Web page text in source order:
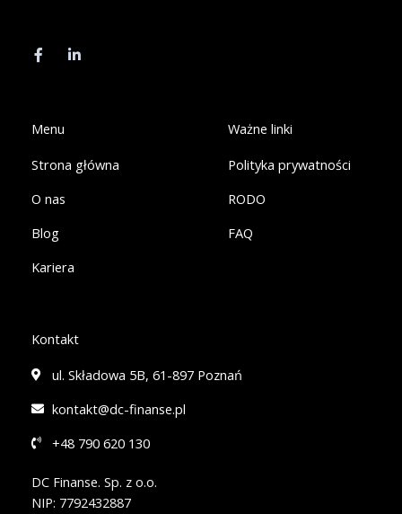
c
e
k
-
n
n
Menu
Strona główna
O nas
Blog
Kariera
Ważne linki
Polityka prywatności
RODO
FAQ
Kontakt
ul. Składowa 5B, 61-897 Poznań
kontakt@dc-finanse.pl
+48 790 620 130
DC Finanse. Sp. z o.o.
NIP: 7792432887